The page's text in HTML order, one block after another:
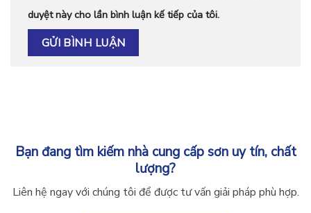
duyệt này cho lần bình luận kế tiếp của tôi.
Bạn đang tìm kiếm nhà cung cấp sơn uy tín, chất
lượng?
Liên hệ ngay với chúng tôi để được tư vấn giải pháp phù hợp.